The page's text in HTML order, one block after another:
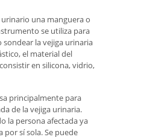
una manguera o
se utiliza para
sondear la vejiga urinaria
el material del
en silicona, vidrio,
principalmente para
de la vejiga urinaria.
la persona afectada ya
por sí sola. Se puede